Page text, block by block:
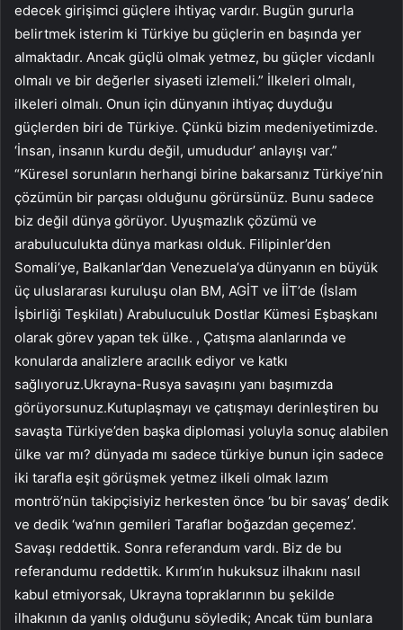
edecek girişimci güçlere ihtiyaç vardır. Bugün gururla
belirtmek isterim ki Türkiye bu güçlerin en başında yer
almaktadır. Ancak güçlü olmak yetmez, bu güçler vicdanlı
olmalı ve bir değerler siyaseti izlemeli.” İlkeleri olmalı,
ilkeleri olmalı. Onun için dünyanın ihtiyaç duyduğu
güçlerden biri de Türkiye. Çünkü bizim medeniyetimizde.
‘İnsan, insanın kurdu değil, umududur’ anlayışı var.”
“Küresel sorunların herhangi birine bakarsanız Türkiye’nin
çözümün bir parçası olduğunu görürsünüz. Bunu sadece
biz değil dünya görüyor. Uyuşmazlık çözümü ve
arabuluculukta dünya markası olduk. Filipinler’den
Somali’ye, Balkanlar’dan Venezuela’ya dünyanın en büyük
üç uluslararası kuruluşu olan BM, AGİT ve İİT’de (İslam
İşbirliği Teşkilatı) Arabuluculuk Dostlar Kümesi Eşbaşkanı
olarak görev yapan tek ülke. , Çatışma alanlarında ve
konularda analizlere aracılık ediyor ve katkı
sağlıyoruz.Ukrayna-Rusya savaşını yanı başımızda
görüyorsunuz.Kutuplaşmayı ve çatışmayı derinleştiren bu
savaşta Türkiye’den başka diplomasi yoluyla sonuç alabilen
ülke var mı? dünyada mı sadece türkiye bunun için sadece
iki tarafla eşit görüşmek yetmez ilkeli olmak lazım
montrö’nün takipçisiyiz herkesten önce ‘bu bir savaş’ dedik
ve dedik ‘wa’nın gemileri Taraflar boğazdan geçemez’.
Savaşı reddettik. Sonra referandum vardı. Biz de bu
referandumu reddettik. Kırım’ın hukuksuz ilhakını nasıl
kabul etmiyorsak, Ukrayna topraklarının bu şekilde
ilhakının da yanlış olduğunu söyledik; Ancak tüm bunlara